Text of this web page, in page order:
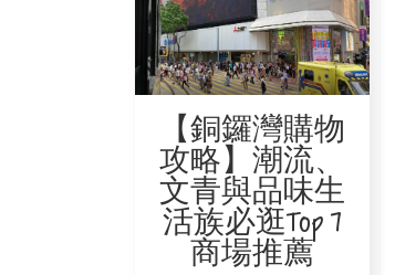
【銅鑼灣購物
攻略】潮流、
文青與品味生
活族必逛Top 7
商場推薦